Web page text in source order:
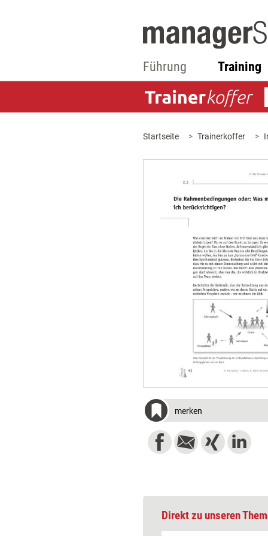
Führung Training
Startseite Trainerkoffer
merken
Direkt zu unseren